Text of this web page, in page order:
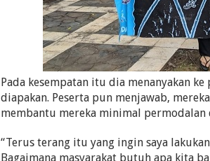
Pada kesempatan itu dia menanyakan
diapakan. Peserta pun menjawab,
membantu mereka minimal permodalan
“Terus terang itu yang ingin saya
Bagaimana masyarakat butuh apa kita